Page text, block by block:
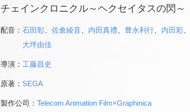
チェインクロニクル～ヘクセイタスの閃～
配音： 石田彰、 佐倉綾音、 内田真禮 豊永利行、 内田彩、
大坪由佳
導演： 工藤昌史
原著： SEGA
製作公司： Telecom Animation Film×Graphinica